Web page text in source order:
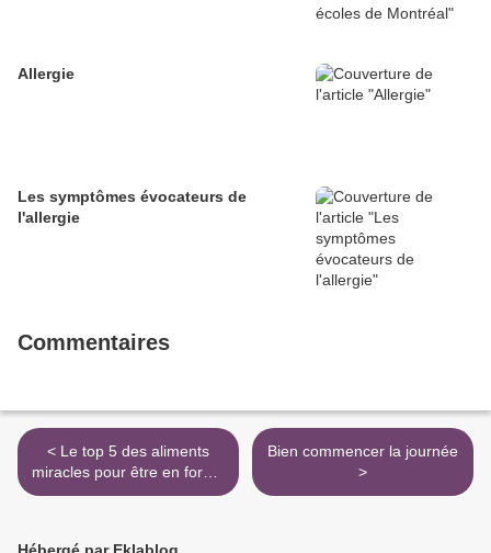
Allergie
Les symptômes évocateurs de
l'allergie
Commentaires
< Le top 5 des aliments
miracles pour être en forme
et en bonne santé
Bien commencer la journée
>
Hébergé par Eklablog